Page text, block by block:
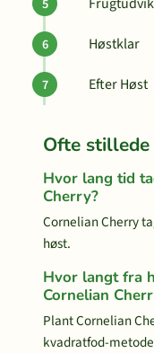
Høstklar
Efter Høst
Ofte
Hvor lang tid
Cherry?
Cornelian Cherry
høst.
Hvor langt fra
Cornelian
Plant Cornelian
kvadratfod-